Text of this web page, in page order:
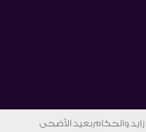
زايد والحكام بعيد الأضحى